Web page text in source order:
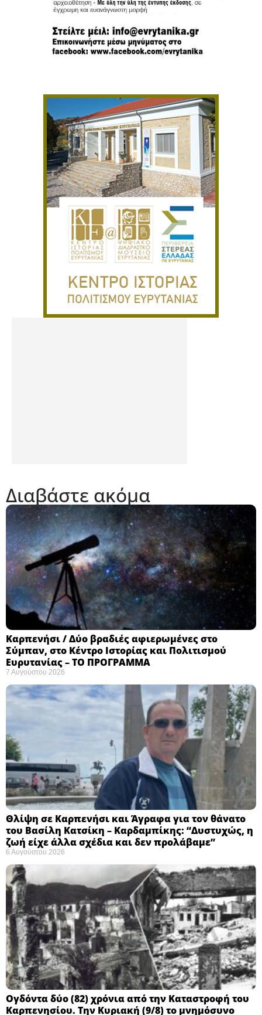
Διαβάστε ακόμα
Καρπενήσι / Δύο βραδιές αφιερωμένες στο
Σύμπαν, στο Κέντρο Ιστορίας και Πολιτισμού
Ευρυτανίας – ΤΟ ΠΡΟΓΡΑΜΜΑ
7 Αυγούστου 2026
Θλίψη σε Καρπενήσι και Άγραφα για τον θάνατο
του Βασίλη Κατσίκη – Καρδαμπίκης: “Δυστυχώς, η
ζωή είχε άλλα σχέδια και δεν προλάβαμε”
6 Αυγούστου 2026
Ογδόντα δύο (82) χρόνια από την Καταστροφή του
Καρπενησίου. Την Κυριακή (9/8) το μνημόσυνο